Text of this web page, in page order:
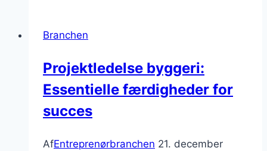
Branchen
Projektledelse byggeri:
Essentielle færdigheder for
succes
AfEntreprenørbranchen 21. december